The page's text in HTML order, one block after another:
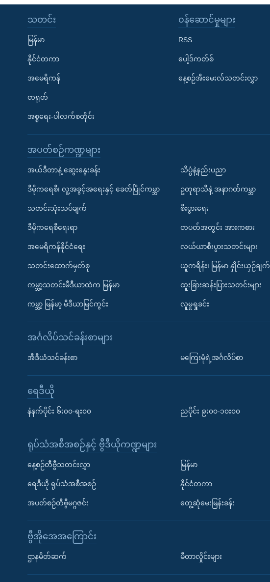
သတင်း
မြန်မာ
နိုင်ငံတကာ
အမေရိကန်
တရုတ်
အစ္စရေး-ပါလက်စတိုင်း
၀န်ဆောင်မှုများ
RSS
ပေါ့ဒ်ကတ်စ်
နေ့စဉ်အီးမေးလ်သတင်းလွှာ
အပတ်စဉ်ကဏ္ဍများ
အယ်ဒီတာနဲ့ ဆွေးနွေးခန်း
ဒီမိုကရေစီ၊ လူ့အခွင့်အရေးနှင့် ခေတ်ပြိုင်ကမ္ဘာ
သတင်းသုံးသပ်ချက်
ဒီမိုကရေစီရေးရာ
အမေရိကန်နိုင်ငံရေး
သတင်းထောက်မှတ်စု
ကမ္ဘာ့သတင်းမီဒီယာထဲက မြန်မာ
ကမ္ဘာ့ မြန်မာ့ မီဒီယာမြင်ကွင်း
သိပ္ပံနဲ့နည်းပညာ
ဥတုရာသီနဲ့ အနာဂတ်ကမ္ဘာ
စီးပွားရေး
တပတ်အတွင်း အားကစား
လယ်ယာစီးပွားသတင်းများ
ယူကရိန်း၊ မြန်မာ နှိုင်းယှဉ်ချက်
ထူးခြားဆန်းပြားသတင်းများ
လူမှုရှုခင်း
အင်္ဂလိပ်သင်ခန်းစာများ
အီဒီယံသင်ခန်းစာ မကြေးမုံရဲ့အင်္ဂလိပ်စာ
ရေဒီယို
နံနက်ပိုင်း ၆း၀၀-ရး၀၀ ညပိုင်း ၉း၀၀-၁၀း၀၀
ရုပ်သံအစီအစဉ်နှင့် ဗွီဒီယိုကဏ္ဍများ
နေ့စဉ်တီဗွီသတင်းလွှာ
ရေဒီယို ရုပ်သံအစီအစဉ်
အပတ်စဉ်တီဗွီမဂ္ဂဇင်း
မြန်မာ
နိုင်ငံတကာ
တွေ့ဆုံမေးမြန်းခန်း
ဗွီအိုအေအကြောင်း
ဌာနမိတ်ဆက် မီတာလှိုင်းများ